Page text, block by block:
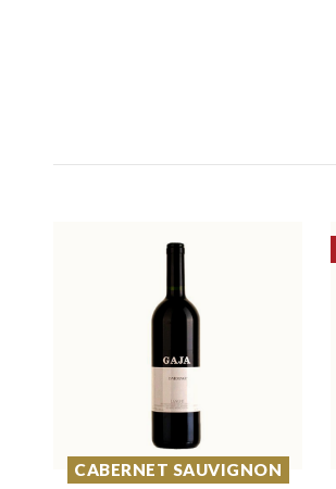
CABERNET SAUVIGNON